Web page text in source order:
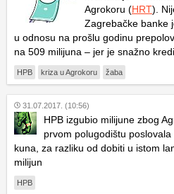
Agrokoru (HRT).
Zagrebačke banke
u odnosu na prošlu godinu
na 509 milijuna – jer je snažno
HPB kriza u Agrokoru žaba
31.07.2017. (10:56)
HPB izgubio milijune zbog
prvom polugodištu
kuna, za razliku od dobiti u istom
milijun
HPB